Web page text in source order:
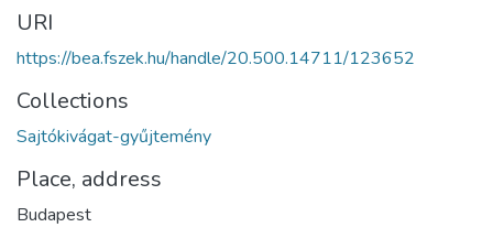
URI
https://bea.fszek.hu/handle/20.500.14711/123652
Collections
Sajtókivágat-gyűjtemény
Place, address
Budapest